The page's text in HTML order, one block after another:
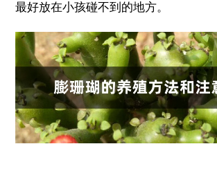
最好放在小孩碰不到的地方。